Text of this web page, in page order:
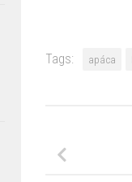
Tags: apáca